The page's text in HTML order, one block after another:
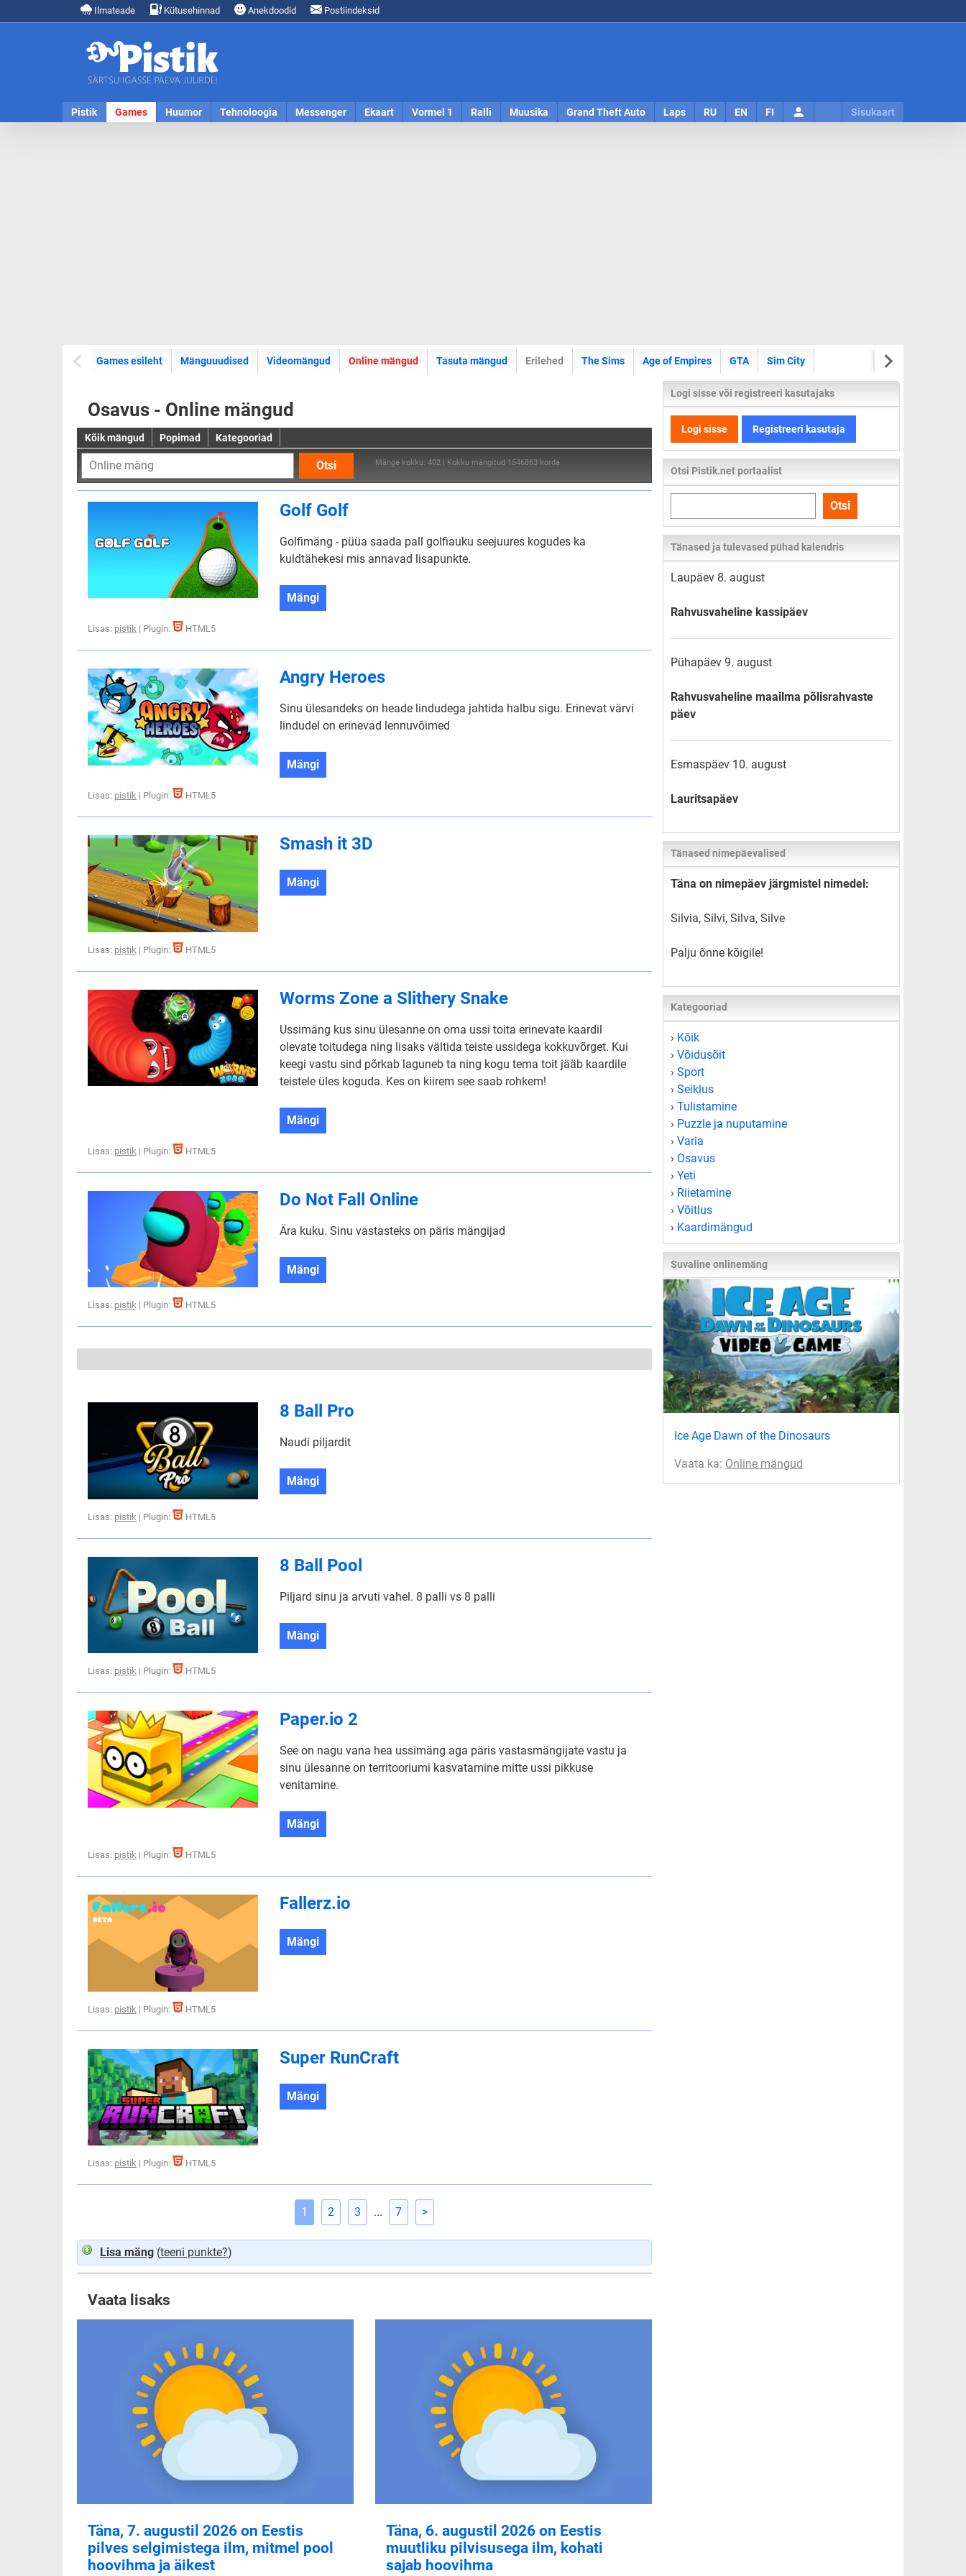
Ilmateade Kütusehinnad Anekdoodid Postiindeksid
Pistik Games Huumor Tehnoloogia Messenger Ekaart Vormel 1 Ralli Muusika Grand Theft Auto Laps RU EN FI Sisukaart
Games esileht Mänguuudised Videomängud Online mängud Tasuta mängud Erilehed The Sims Age of Empires GTA Sim City
Osavus - Online mängud
Kõik mängud Popimad Kategooriad
Otsi Mänge kokku: 402 | Kokku mängitud 1546863 korda
Golf Golf
Golfimäng - püüa saada pall golfiauku seejuures kogudes ka
kuldtähekesi mis annavad lisapunkte.
Mängi
Lisas: pistik | Plugin: HTML5
Angry Heroes
Sinu ülesandeks on heade lindudega jahtida halbu sigu. Erinevat värvi
lindudel on erinevad lennuvõimed
Mängi
Lisas: pistik | Plugin: HTML5
Smash it 3D
Mängi
Lisas: pistik | Plugin: HTML5
Worms Zone a Slithery Snake
Ussimäng kus sinu ülesanne on oma ussi toita erinevate kaardil
olevate toitudega ning lisaks vältida teiste ussidega kokkuvõrget. Kui
keegi vastu sind põrkab laguneb ta ning kogu tema toit jääb kaardile
teistele üles koguda. Kes on kiirem see saab rohkem!
Mängi
Lisas: pistik | Plugin: HTML5
Do Not Fall Online
Ära kuku. Sinu vastasteks on päris mängijad
Mängi
Lisas: pistik | Plugin: HTML5
8 Ball Pro
Naudi piljardit
Mängi
Lisas: pistik | Plugin: HTML5
8 Ball Pool
Piljard sinu ja arvuti vahel. 8 palli vs 8 palli
Mängi
Lisas: pistik | Plugin: HTML5
Paper.io 2
See on nagu vana hea ussimäng aga päris vastasmängijate vastu ja
sinu ülesanne on territooriumi kasvatamine mitte ussi pikkuse
venitamine.
Mängi
Lisas: pistik | Plugin: HTML5
Fallerz.io
Mängi
Lisas: pistik | Plugin: HTML5
Super RunCraft
Mängi
Lisas: pistik | Plugin: HTML5
1 2 3 ... 7 >
Lisa mäng (teeni punkte?)
Vaata lisaks
Täna, 7. augustil 2026 on Eestis
pilves selgimistega ilm, mitmel pool
hoovihma ja äikest
Täna, 6. augustil 2026 on Eestis
muutliku pilvisusega ilm, kohati
sajab hoovihma
Logi sisse või registreeri kasutajaks
Logi sisse Registreeri kasutaja
Otsi Pistik.net portaalist
kogu
lehelt
Otsi
Tänased ja tulevased pühad kalendris
Laupäev 8. august
Rahvusvaheline kassipäev
Pühapäev 9. august
Rahvusvaheline maailma põlisrahvaste
päev
Esmaspäev 10. august
Lauritsapäev
Tänased nimepäevalised
Täna on nimepäev järgmistel nimedel:
Silvia, Silvi, Silva, Silve
Palju õnne kõigile!
Kategooriad
› Kõik
› Võidusõit
› Sport
› Seiklus
› Tulistamine
› Puzzle ja nuputamine
› Varia
› Osavus
› Yeti
› Riietamine
› Võitlus
› Kaardimängud
Suvaline onlinemäng
Ice Age Dawn of the Dinosaurs
Vaata ka: Online mängud